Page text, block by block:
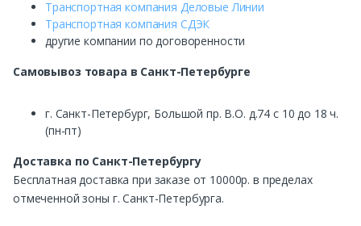
Транспортная компания Деловые Линии
Транспортная компания СДЭК
другие компании по договоренности
Самовывоз товара в Санкт-Петербурге
г. Санкт-Петербург, Большой пр. В.О. д.74 с 10 до 18 ч.
(пн-пт)
Доставка по Санкт-Петербургу
Бесплатная доставка при заказе от 10000р. в пределах
отмеченной зоны г. Санкт-Петербурга.